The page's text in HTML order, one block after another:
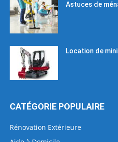
Astuces de
Location de
CATÉGORIE POPULAIRE
Rénovation Extérieure